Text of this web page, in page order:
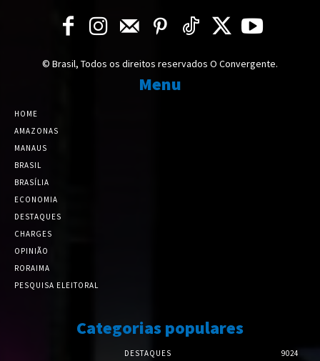
© Brasil, Todos os direitos reservados O Convergente.
Menu
HOME
AMAZONAS
MANAUS
BRASIL
BRASÍLIA
ECONOMIA
DESTAQUES
CHARGES
OPINIÃO
RORAIMA
PESQUISA ELEITORAL
Categorias populares
DESTAQUES 9024